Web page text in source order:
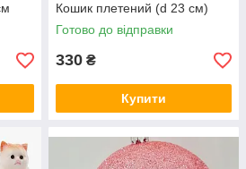
Кошик плетений (d 23 см)
Готово до відправки
330 ₴
Купити